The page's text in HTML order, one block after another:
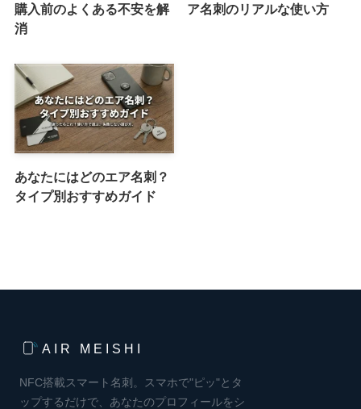
購入前のよくある不安を解
消
ア名刺のリアルな使い方
あなたにはどのエア名刺？
タイプ別おすすめガイド
AIR MEISHI
NFC搭載スマート名刺。スマホで"ピッ"とタ
ップするだけで、あなたのプロフィールをシ